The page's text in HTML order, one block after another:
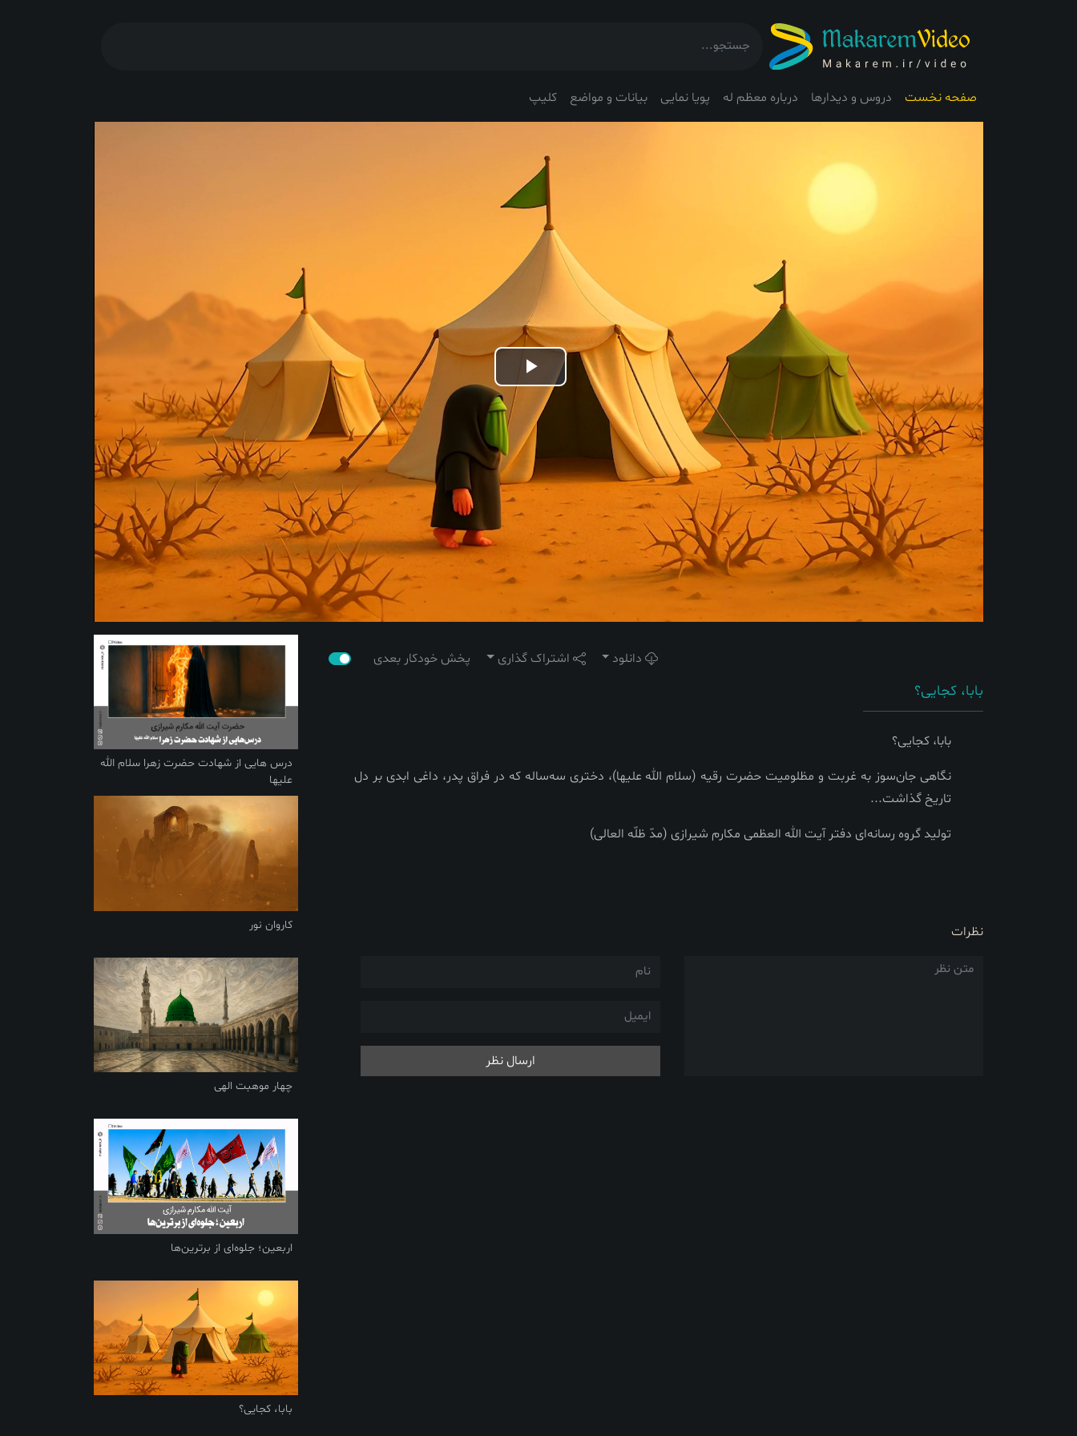
صفحه نخست دروس و دیدارها درباره معظم له پویا نمایی بیانات و مواضع کلیپ
Play
Video
دانلود اشتراک گذاری پخش خودکار بعدی
بابا، کجایی؟
بابا، کجایی؟
نگاهی جان‌سوز به غربت و مظلومیت حضرت رقیه (سلام الله علیها)، دختری سه‌ساله که در فراق پدر، داغی ابدی بر دل
تاریخ گذاشت...
تولید گروه رسانه‌ای دفتر آیت الله العظمی مکارم شیرازی (مد‌ّ ظلّه العالی)
نظرات
ارسال نظر
درس هایی از شهادت حضرت زهرا سلام الله
علیها
کاروان نور
چهار موهبت الهی
اربعین؛ جلوه‌ای از برترین‌ها
بابا، کجایی؟